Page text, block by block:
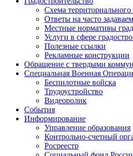
Схема
Ответы на часто
Местные нормативы
Услуги в сфере
Полезные ссылки
Рекламные конструкции
Обращение с твердыми
Специальная Военная
Беспилотные войска
Трудоустройство
Видеоролик
События
Информирование
Управление образования
Контрольно-счетный
Росреестр